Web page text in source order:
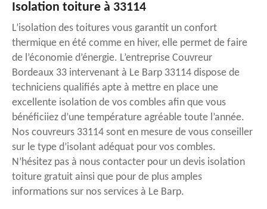
Isolation toiture à 33114
L’isolation des toitures vous garantit un confort
thermique en été comme en hiver, elle permet de faire
de l’économie d’énergie. L’entreprise Couvreur
Bordeaux 33 intervenant à Le Barp 33114 dispose de
techniciens qualifiés apte à mettre en place une
excellente isolation de vos combles afin que vous
bénéficiiez d’une température agréable toute l’année.
Nos couvreurs 33114 sont en mesure de vous conseiller
sur le type d’isolant adéquat pour vos combles.
N’hésitez pas à nous contacter pour un devis isolation
toiture gratuit ainsi que pour de plus amples
informations sur nos services à Le Barp.